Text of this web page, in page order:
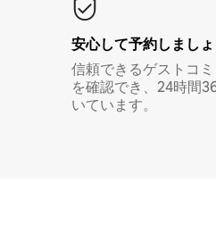
安心して予約しましょ
信頼できるゲストコ
を確認でき、24時間
いています。